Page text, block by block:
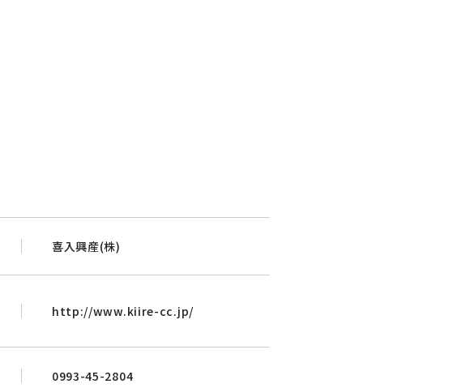
喜入興産(株)
http://www.kiire-cc.jp/
0993-45-2804